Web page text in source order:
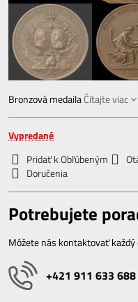
Bronzová medailaČítajte viac
Vypredané
Pridať k Obľúbeným
Doručenia
Potrebujete
Môžete nás kontaktovať každý
+421 911 633 688